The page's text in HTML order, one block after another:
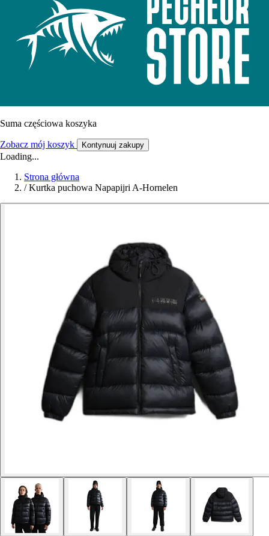
Suma częściowa koszyka
Zobacz mój koszyk Kontynuuj zakupy
Loading...
Strona główna
/ Kurtka puchowa Napapijri A-Hornelen